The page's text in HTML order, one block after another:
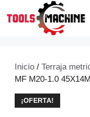
Inicio / Terraja
MF M20-1.0
¡OFERTA!